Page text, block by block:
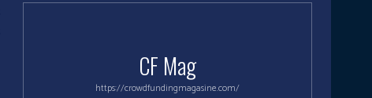
CF Mag
https://crowdfundingmagasine.com/